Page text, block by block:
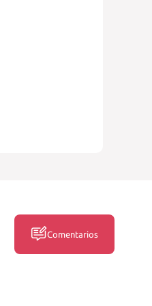
Comentarios